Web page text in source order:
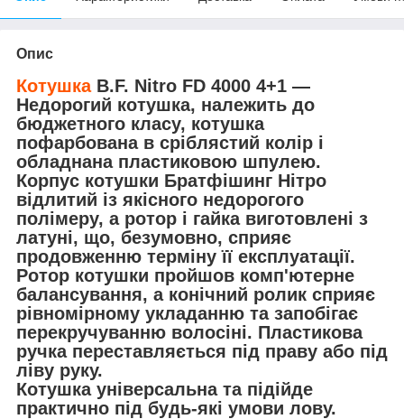
Опис
КотушкаB.F. Nitro FD 4000 4+1 —
Недорогий котушка, належить до
бюджетного класу, котушка
пофарбована в сріблястий колір і
обладнана пластиковою шпулею.
Корпус котушки Братфішинг Нітро
відлитий із якісного недорогого
полімеру, а ротор і гайка виготовлені з
латуні, що, безумовно, сприяє
продовженню терміну її експлуатації.
Ротор котушки пройшов комп'ютерне
балансування, а конічний ролик сприяє
рівномірному укладанню та запобігає
перекручуванню волосіні. Пластикова
ручка переставляється під праву або під
ліву руку.
Котушка універсальна та підійде
практично під будь-які умови лову.